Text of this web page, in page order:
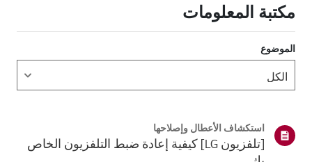
مكتبة المعلومات
الموضوع
استكشاف الأعطال وإصلاحها
[تلفزيون LG] كيفية إعادة ضبط التلفزيون الخاص